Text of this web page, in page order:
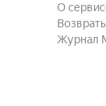
О
Журнал